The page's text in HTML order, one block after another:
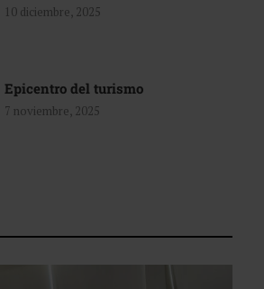
10 diciembre, 2025
Epicentro del turismo
7 noviembre, 2025